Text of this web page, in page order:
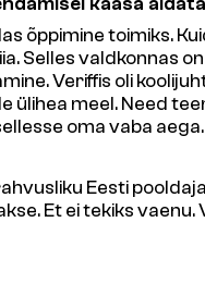
õppimine toimiks.
Selles valdkonnas
Veriffis oli
ülihea meel. Need
oma vaba aega.
Eesti
Et ei tekiks vaenu.